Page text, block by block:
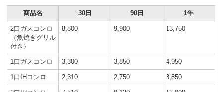
商品名 30日 90日 1年
2口ガスコンロ
（魚焼きグリル
付き）
8,800 9,900 13,750
1口ガスコンロ 3,300 3,850 4,950
1口IHコンロ 2,310 2,750 3,850